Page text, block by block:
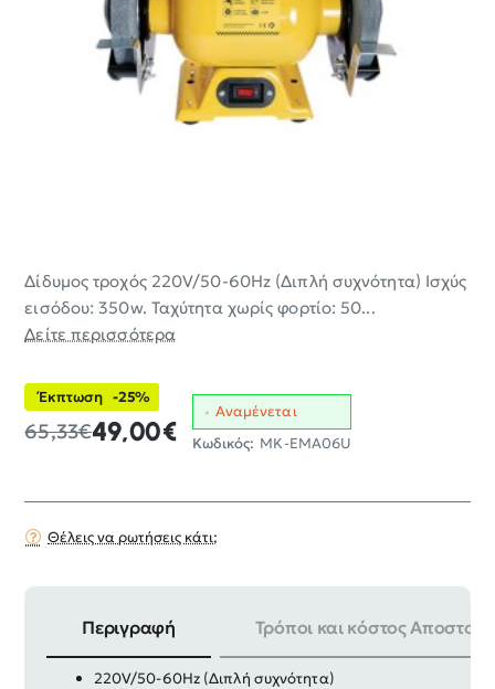
-25%
Δίδυμος τροχός 220V/50-60Hz (Διπλή συχνότητα) Ισχύς
εισόδου: 350w. Ταχύτητα χωρίς φορτίο: 50...
Δείτε περισσότερα
Έκπτωση -25%
49,00€
65,33€
Αναμένεται
Κωδικός: MK-EMA06U
Θέλεις να ρωτήσεις κάτι;
Περιγραφή Τρόποι και κόστος
Δίδυμος τροχός
220V/50-60Hz (Διπλή συχνότητα)